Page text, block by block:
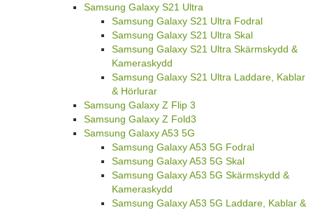
Samsung Galaxy S21 Ultra
Samsung Galaxy S21 Ultra Fodral
Samsung Galaxy S21 Ultra Skal
Samsung Galaxy S21 Ultra Skärmskydd &
Kameraskydd
Samsung Galaxy S21 Ultra Laddare, Kablar
& Hörlurar
Samsung Galaxy Z Flip 3
Samsung Galaxy Z Fold3
Samsung Galaxy A53 5G
Samsung Galaxy A53 5G Fodral
Samsung Galaxy A53 5G Skal
Samsung Galaxy A53 5G Skärmskydd &
Kameraskydd
Samsung Galaxy A53 5G Laddare, Kablar &